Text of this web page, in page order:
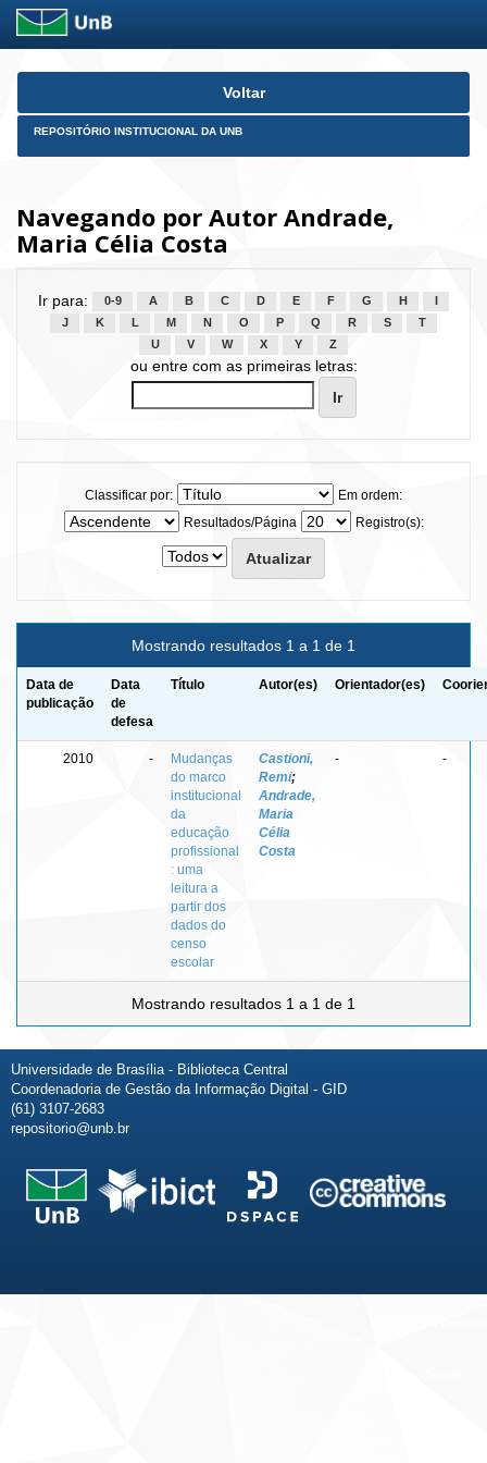
Skip
Voltar
REPOSITÓRIO INSTITUCIONAL DA UNB
Navegando por Autor Andrade,
Maria Célia Costa
Ir para: 0-9 A B C D E F G H
J
K L M N O P Q R S
T
U
V W X Y Z
ou entre com as primeiras letras:
Classificar por:
Em ordem:
Resultados/Página
Registro(s):
Mostrando resultados 1 a 1 de 1
Data de
publicação
Data
de
defesa
Título Autor(es) Orientador(es)
2010 -
Mudanças
do marco
institucional
da
educação
profissional
: uma
leitura a
partir dos
dados do
censo
escolar
Castioni,
Remi;
Andrade,
Maria
Célia
Costa
- -
Mostrando resultados 1 a 1 de 1
Universidade de Brasília - Biblioteca Central
Coordenadoria de Gestão da Informação Digital - GID
(61) 3107-2683
repositorio@unb.br